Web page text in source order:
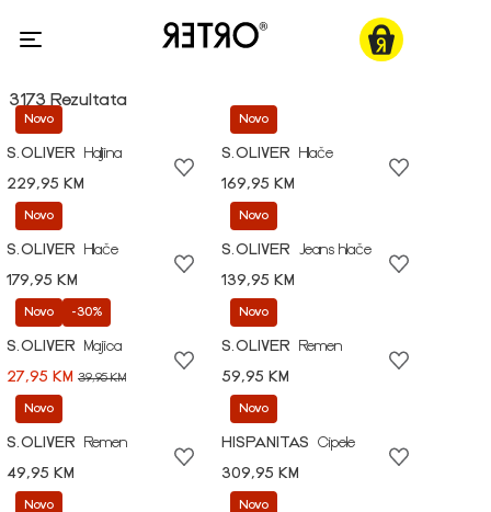
3173 Rezultata
Novo
S.OLIVER
Haljina
229,95 KM
Novo
S.OLIVER
Hlače
169,95 KM
Novo
S.OLIVER
Hlače
179,95 KM
Novo
S.OLIVER
Jeans hlače
139,95 KM
Novo -30%
S.OLIVER
Majica
27,95 KM 39,95 KM
Novo
S.OLIVER
Remen
59,95 KM
Novo
S.OLIVER
Remen
49,95 KM
Novo
HISPANITAS
Cipele
309,95 KM
Novo Novo